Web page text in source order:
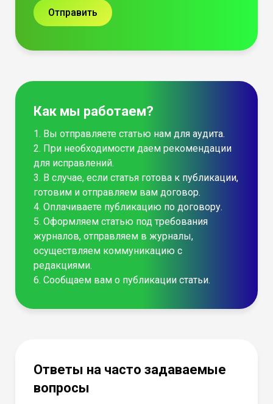
Отправить
Как мы работаем?
1. Вы отправляете статью нам для аудита.
2. При необходимости даем рекомендации
для исправлений.
3. В случае, если статья готова к публикации,
готовим и отправляем вам договор.
4. Оплачиваете публикацию по договору.
5. Оформляем статью под требования
журналов, отправляем в журналы,
осуществляем коммуникацию с
редакциями.
6. Сообщаем вам о публикации статьи.
Ответы на часто задаваемые
вопросы